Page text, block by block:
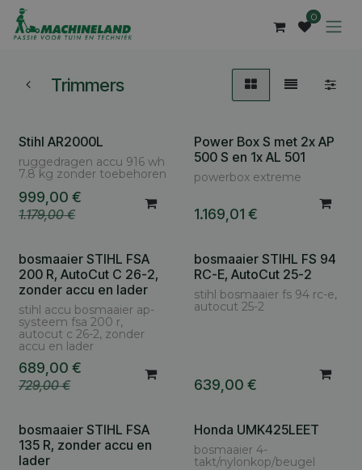
Overslaan naar inhoud
0
Trimmers
Stihl AR2000L
ruggedragen accu 916 wh
7.8 kg zonder toebehoren
999,00 €
1.179,00€
Power Box S met 2x AP
500 S en 1x AL 501
powerbox extreme
1.169,01 €
bosmaaier STIHL FSA
200 R, AutoCut C 26-2,
zonder accu en lader
stihl accu bosmaaier ap-
systeem fsa 200 r,
autocut c 26-2, zonder
accu en lader
689,00 €
729,00€
bosmaaier STIHL FS 94
RC-E, AutoCut 25-2
stihl bosmaaier fs 94 rc-e,
autocut 25-2
639,00 €
bosmaaier STIHL FSA
135 R, zonder accu en
lader
Honda UMK425LEET
bosmaaier 4-
takt/nylonkop/beugel